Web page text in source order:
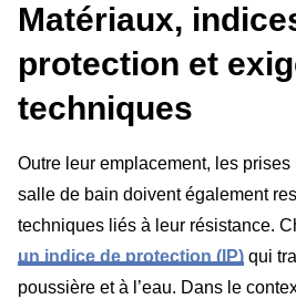
Matériaux,
protection et
techniques
Outre leur emplacement, les
salle de bain doivent également
techniques liés à leur résistance.
un indice de protection (IP) qui
poussière et à l’eau. Dans le